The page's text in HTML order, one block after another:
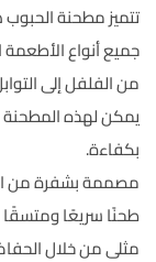
تتميز مطحنة
جميع أنواع
من الفلفل إلى
يمكن لهذه
بكفاءة.
مصممة بشفرة من
طحنًا سريعًا ومتسقًا
مثلى من خلال